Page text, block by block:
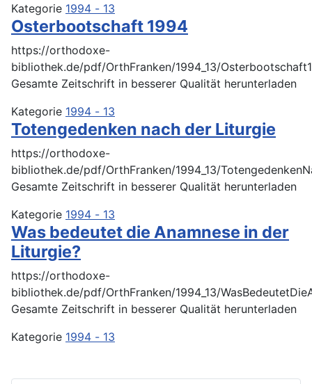
Kategorie 1994 - 13
Osterbootschaft 1994
https://orthodoxe-
bibliothek.de/pdf/OrthFranken/1994_13/
Gesamte Zeitschrift in besserer Qualität herunterladen
Kategorie 1994 - 13
Totengedenken nach der Liturgie
https://orthodoxe-
bibliothek.de/pdf/OrthFranken/1994_13/
Gesamte Zeitschrift in besserer Qualität herunterladen
Kategorie 1994 - 13
Was bedeutet die Anamnese in der
Liturgie?
https://orthodoxe-
bibliothek.de/pdf/OrthFranken/1994_13/
Gesamte Zeitschrift in besserer Qualität herunterladen
Kategorie 1994 - 13